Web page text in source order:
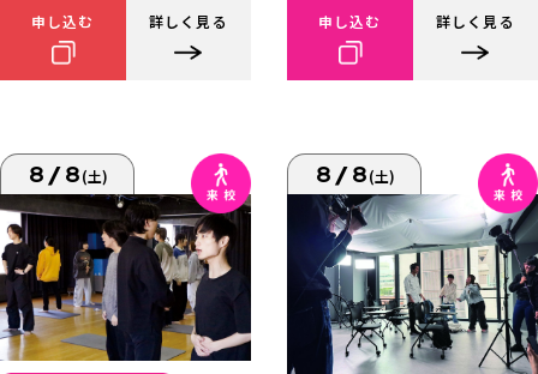
申し込む 詳しく見る 申し込む 詳しく見る
8/8(土) 8/8(土)